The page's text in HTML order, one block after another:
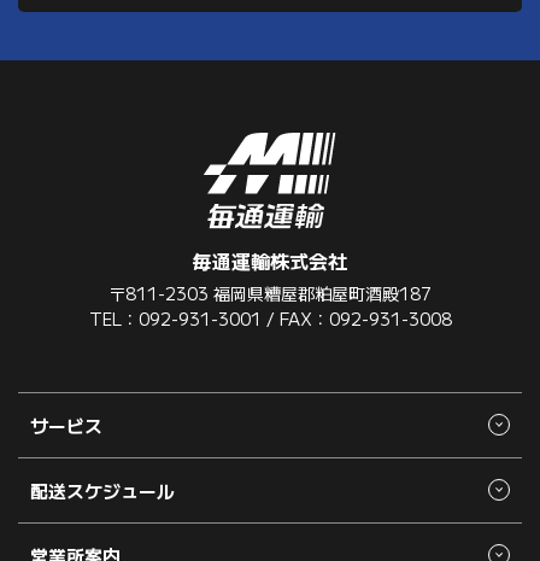
毎通運輸株式会社
〒811-2303 福岡県糟屋郡粕屋町酒殿187
TEL：092-931-3001 / FAX：092-931-3008
サービス
配送スケジュール
営業所案内